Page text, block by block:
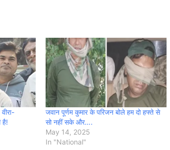
है!
जवान पूर्णम कुमार के परिजन बोले हम दो हफ्ते से
सो नहीं सके और….
May 14, 2025
In "National"